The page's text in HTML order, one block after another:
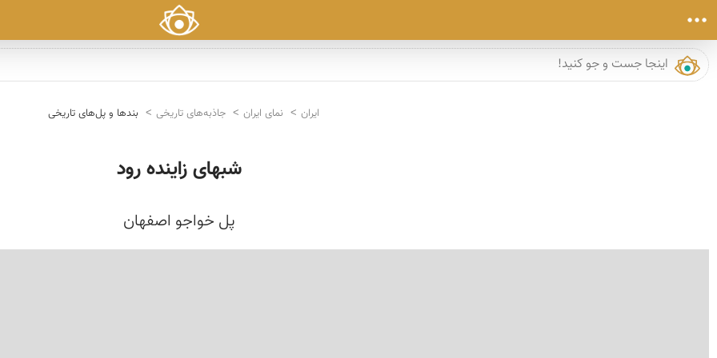
ایران نمای ایران جاذبه‌های تاریخی بندها و پل‌های تاریخی
شبهای زاینده رود
پل خواجو اصفهان